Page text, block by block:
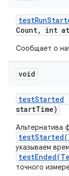
testRun
Count, int
Сообщает о
void
testStarted
startTime)
Альтернатива
указываем
точного